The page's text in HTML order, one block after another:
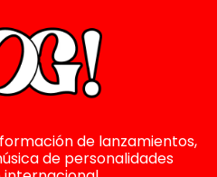
de lanzamientos,
de personalidades